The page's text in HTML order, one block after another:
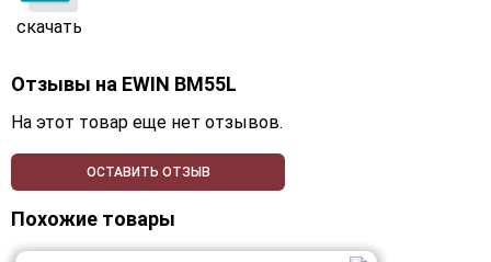
скачать
Отзывы на EWIN BM55L
На этот товар еще нет отзывов.
ОСТАВИТЬ ОТЗЫВ
Похожие товары